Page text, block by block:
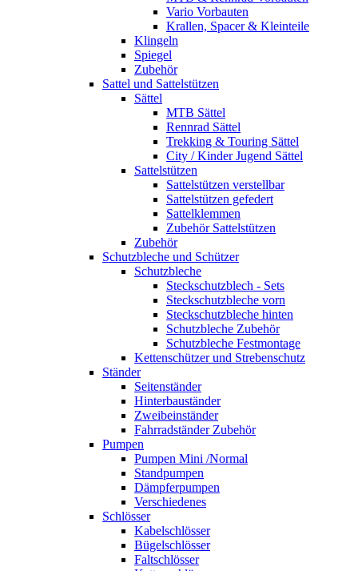
Vario Vorbauten
Krallen, Spacer & Kleinteile
Klingeln
Spiegel
Zubehör
Sattel und Sattelstützen
Sättel
MTB Sättel
Rennrad Sättel
Trekking & Touring Sättel
City / Kinder Jugend Sättel
Sattelstützen
Sattelstützen verstellbar
Sattelstützen gefedert
Sattelklemmen
Zubehör Sattelstützen
Zubehör
Schutzbleche und Schützer
Schutzbleche
Steckschutzblech - Sets
Steckschutzbleche vorn
Steckschutzbleche hinten
Schutzbleche Zubehör
Schutzbleche Festmontage
Kettenschützer und Strebenschutz
Ständer
Seitenständer
Hinterbauständer
Zweibeinständer
Fahrradständer Zubehör
Pumpen
Pumpen Mini /Normal
Standpumpen
Dämpferpumpen
Verschiedenes
Schlösser
Kabelschlösser
Bügelschlösser
Faltschlösser